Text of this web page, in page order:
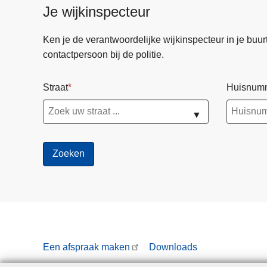
Je wijkinspecteur
Ken je de verantwoordelijke wijkinspecteur in je
contactpersoon bij de politie.
Straat
▼
Een afspraak maken Downloads